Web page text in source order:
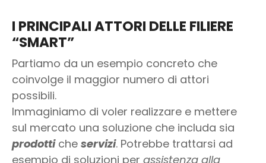
I PRINCIPALI ATTORI DELLE FILIERE
“SMART”
Partiamo da un esempio concreto che
coinvolge il maggior numero di attori
possibili.
Immaginiamo di voler realizzare e mettere
sul mercato una soluzione che includa sia
prodottiche servizi. Potrebbe trattarsi ad
esempio di soluzioni per assistenza alla